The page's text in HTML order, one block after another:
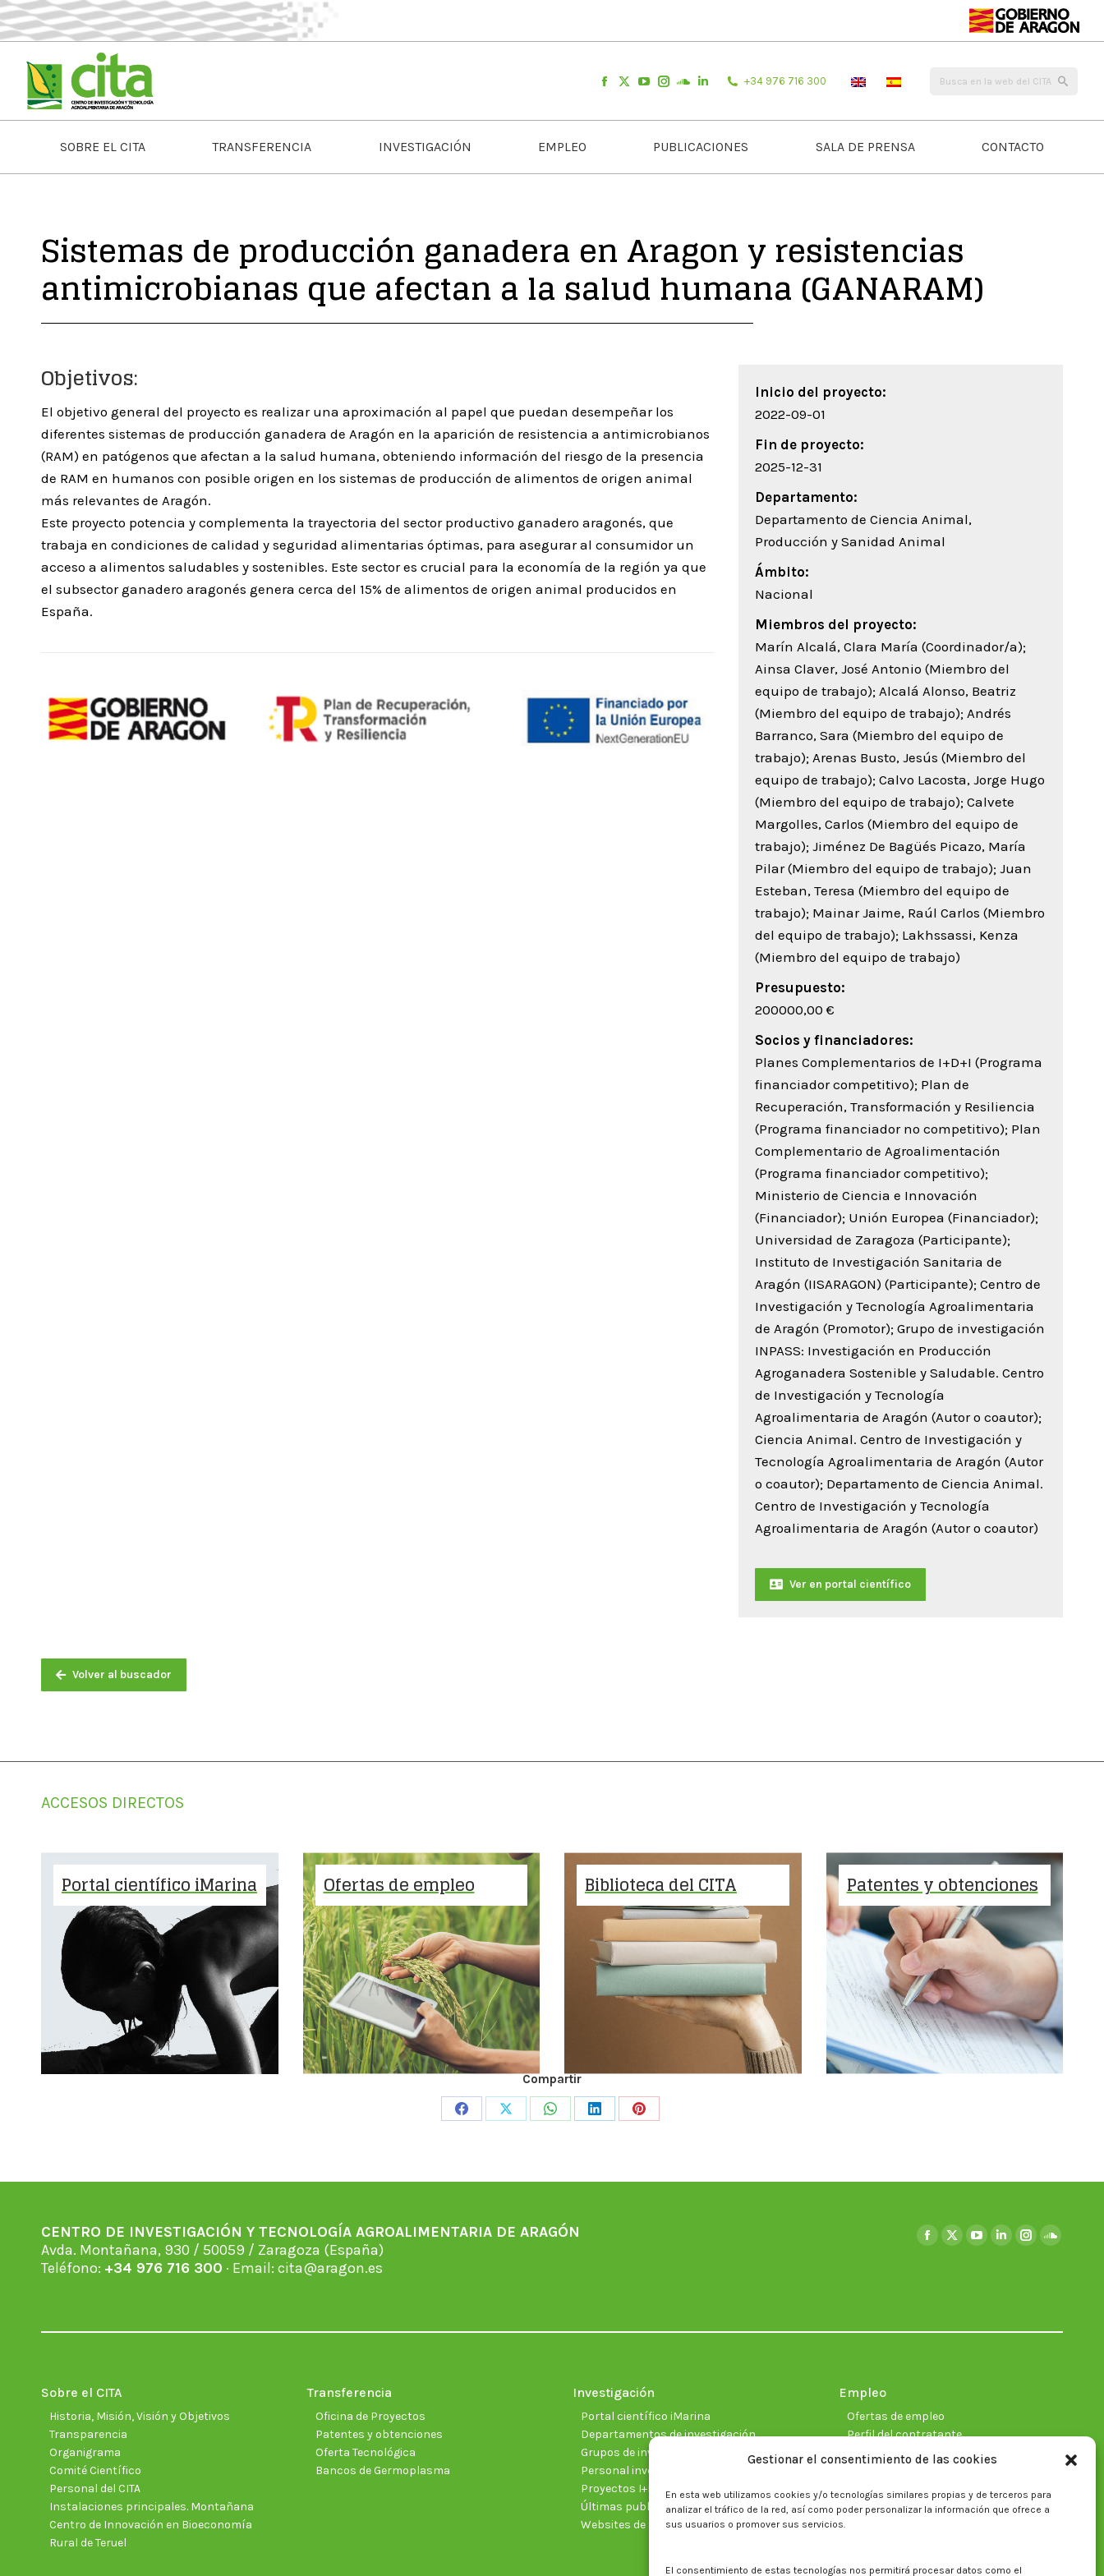
Gestionar el consentimiento de las cookies
En esta web utilizamos cookies y/o tecnologías similares propias y de terceros para
analizar el tráfico de la red, así como poder personalizar la información que ofrece a
sus usuarios o promover sus servicios.
El consentimiento de estas tecnologías nos permitirá procesar datos como el
+34 976 716 300
SOBRE EL CITA TRANSFERENCIA INVESTIGACIÓN EMPLEO PUBLICACIONES SALA DE PRENSA CONTACTO
Sistemas de producción ganadera en Aragon y resistencias
antimicrobianas que afectan a la salud humana (GANARAM)
Objetivos:
El objetivo general del proyecto es realizar una aproximación al papel que puedan desempeñar los
diferentes sistemas de producción ganadera de Aragón en la aparición de resistencia a antimicrobianos
(RAM) en patógenos que afectan a la salud humana, obteniendo información del riesgo de la presencia
de RAM en humanos con posible origen en los sistemas de producción de alimentos de origen animal
más relevantes de Aragón.
Este proyecto potencia y complementa la trayectoria del sector productivo ganadero aragonés, que
trabaja en condiciones de calidad y seguridad alimentarias óptimas, para asegurar al consumidor un
acceso a alimentos saludables y sostenibles. Este sector es crucial para la economía de la región ya que
el subsector ganadero aragonés genera cerca del 15% de alimentos de origen animal producidos en
España.
Inicio del proyecto:
2022-09-01
Fin de proyecto:
2025-12-31
Departamento:
Departamento de Ciencia Animal,
Producción y Sanidad Animal
Ámbito:
Nacional
Miembros del proyecto:
Marín Alcalá, Clara María (Coordinador/a);
Ainsa Claver, José Antonio (Miembro del
equipo de trabajo); Alcalá Alonso, Beatriz
(Miembro del equipo de trabajo); Andrés
Barranco, Sara (Miembro del equipo de
trabajo); Arenas Busto, Jesús (Miembro del
equipo de trabajo); Calvo Lacosta, Jorge Hugo
(Miembro del equipo de trabajo); Calvete
Margolles, Carlos (Miembro del equipo de
trabajo); Jiménez De Bagüés Picazo, María
Pilar (Miembro del equipo de trabajo); Juan
Esteban, Teresa (Miembro del equipo de
trabajo); Mainar Jaime, Raúl Carlos (Miembro
del equipo de trabajo); Lakhssassi, Kenza
(Miembro del equipo de trabajo)
Presupuesto:
200000,00 €
Socios y financiadores:
Planes Complementarios de I+D+I (Programa
financiador competitivo); Plan de
Recuperación, Transformación y Resiliencia
(Programa financiador no competitivo); Plan
Complementario de Agroalimentación
(Programa financiador competitivo);
Ministerio de Ciencia e Innovación
(Financiador); Unión Europea (Financiador);
Universidad de Zaragoza (Participante);
Instituto de Investigación Sanitaria de
Aragón (IISARAGON) (Participante); Centro de
Investigación y Tecnología Agroalimentaria
de Aragón (Promotor); Grupo de investigación
INPASS: Investigación en Producción
Agroganadera Sostenible y Saludable. Centro
de Investigación y Tecnología
Agroalimentaria de Aragón (Autor o coautor);
Ciencia Animal. Centro de Investigación y
Tecnología Agroalimentaria de Aragón (Autor
o coautor); Departamento de Ciencia Animal.
Centro de Investigación y Tecnología
Agroalimentaria de Aragón (Autor o coautor)
Ver en portal científico
Volver al buscador
ACCESOS DIRECTOS
Portal científico iMarina Ofertas de empleo Biblioteca del CITA Patentes y obtenciones
Compartir
Share
Share
Share
Share
Share
CENTRO DE INVESTIGACIÓN Y TECNOLOGÍA AGROALIMENTARIA DE ARAGÓN
Avda. Montañana, 930 / 50059 / Zaragoza (España)
Teléfono: +34 976 716 300 · Email: cita@aragon.es
Facebook
new
X
new
YouTube
new
Linkedin
new
Instagram
new new
Sobre el CITA
Historia, Misión, Visión y Objetivos
Transparencia
Organigrama
Comité Científico
Personal del CITA
Instalaciones principales. Montañana
Centro de Innovación en Bioeconomía
Rural de Teruel
Transferencia
Oficina de Proyectos
Patentes y obtenciones
Oferta Tecnológica
Bancos de Germoplasma
Investigación
Portal científico iMarina
Departamentos de investigación
Grupos de investigación
Personal investigador
Proyectos I+D+I vigentes
Últimas publicaciones científicas
Websites de proyectos
Empleo
Ofertas de empleo
Perfil del contratante